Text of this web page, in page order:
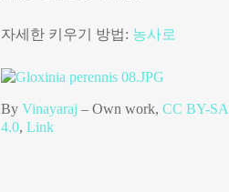
자세한 키우기 방법: 농사로
ByVinayaraj –Own work,CC BY-SA
4.0,Link